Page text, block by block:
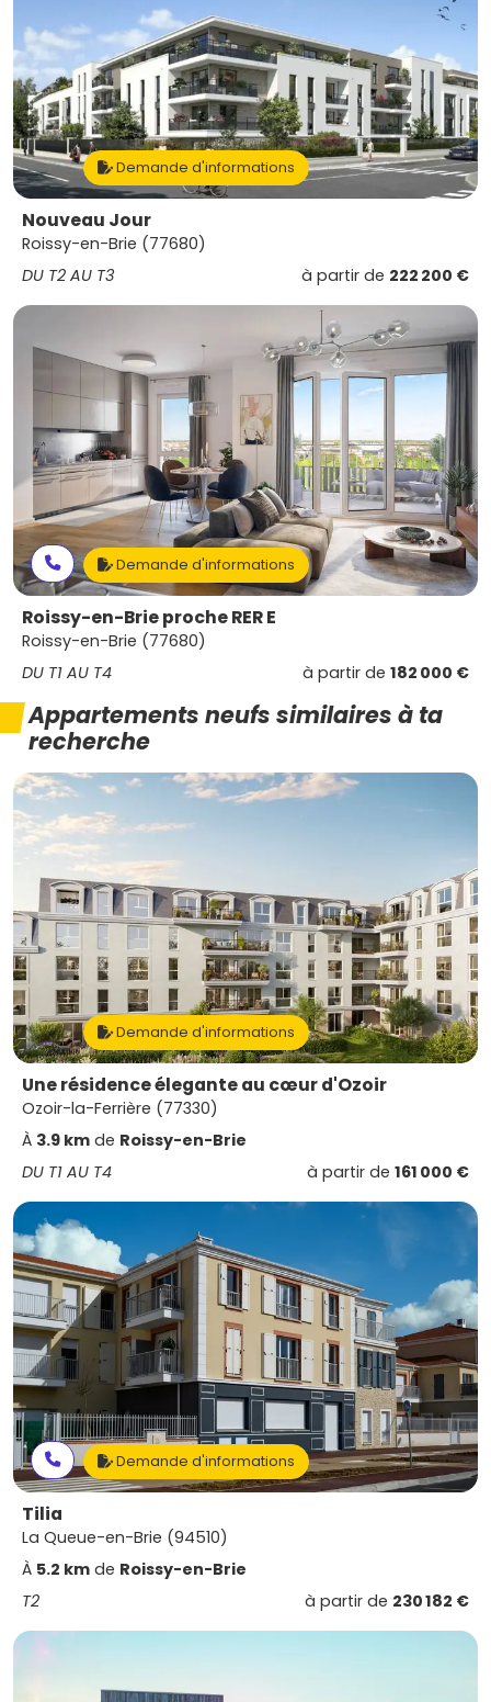
Demande d'informations
Nouveau Jour
Roissy-en-Brie (77680)
DU T2 AU T3
à partir de 222 200 €
Demande d'informations
Roissy-en-Brie proche RER E
Roissy-en-Brie (77680)
DU T1 AU T4
à partir de 182 000 €
Appartements neufs similaires à ta
recherche
Demande d'informations
Une résidence élegante au cœur d'Ozoir
Ozoir-la-Ferrière (77330)
À 3.9 km de Roissy-en-Brie
DU T1 AU T4
à partir de 161 000 €
Demande d'informations
Tilia
La Queue-en-Brie (94510)
À 5.2 km de Roissy-en-Brie
T2
à partir de 230 182 €